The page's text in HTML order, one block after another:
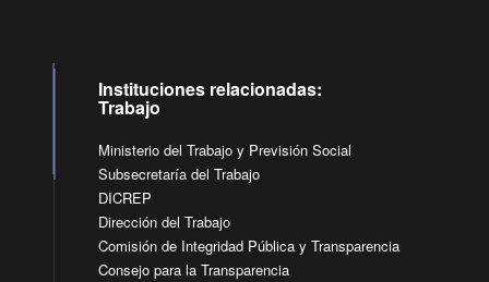
Instituciones relacionadas:
Trabajo
Ministerio del Trabajo y Previsión Social
Subsecretaría del Trabajo
DICREP
Dirección del Trabajo
Comisión de Integridad Pública y Transparencia
Consejo para la Transparencia